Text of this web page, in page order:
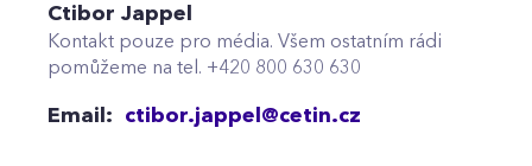
Ctibor Jappel
Kontakt pouze pro média. Všem ostatním rádi
pomůžeme na tel. +420 800 630 630
Email: ctibor.jappel@cetin.cz